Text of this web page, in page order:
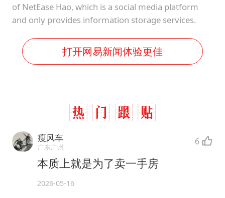
of NetEase Hao, which is a social media platform
and only provides information storage services.
打开网易新闻体验更佳
瘦风车
广东广州 6
本质上就是为了卖一手房
2026-05-16